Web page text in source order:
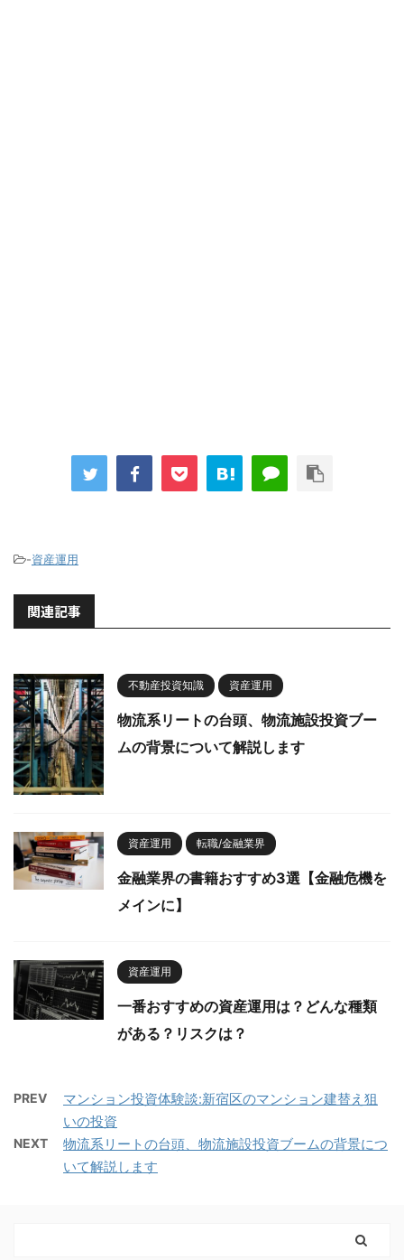
-資産運用
関連記事
不動産投資知識 資産運用
物流系リートの台頭、物流施設投資ブー
ムの背景について解説します
資産運用 転職/金融業界
金融業界の書籍おすすめ3選【金融危機を
メインに】
資産運用
一番おすすめの資産運用は？どんな種類
がある？リスクは？
PREV
マンション投資体験談:新宿区のマンション建替え狙
いの投資
NEXT
物流系リートの台頭、物流施設投資ブームの背景につ
いて解説します